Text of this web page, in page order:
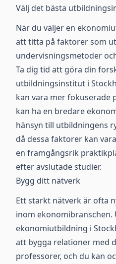
Välj det bästa
När du väljer en
att titta på faktorer som
undervisningsmetoder
Ta dig tid att göra din
utbildningsinstitut i
kan vara mer fokuserade
kan ha en bredare
hänsyn till utbildningens
då dessa faktorer kan
en framgångsrik
efter avslutade studier.
Bygg ditt nätverk
Ett starkt nätverk är ofta
inom ekonomibranschen.
ekonomiutbildning i
att bygga relationer med
professorer, och du kan